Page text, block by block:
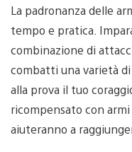
La padronanza delle
tempo e pratica.
combinazione di
combatti una varietà
alla prova il tuo
ricompensato con
aiuteranno a